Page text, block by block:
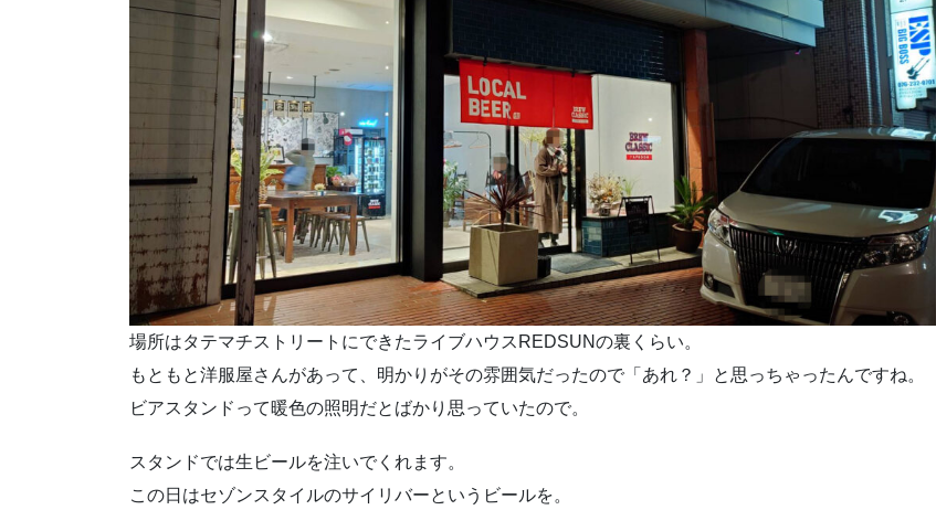
場所はタテマチストリートにできたライブハウスREDSUNの裏くらい。
もともと洋服屋さんがあって、明かりがその雰囲気だったので「あれ？」と思っちゃったんですね。
ビアスタンドって暖色の照明だとばかり思っていたので。
スタンドでは生ビールを注いでくれます。
この日はセゾンスタイルのサイリバーというビールを。